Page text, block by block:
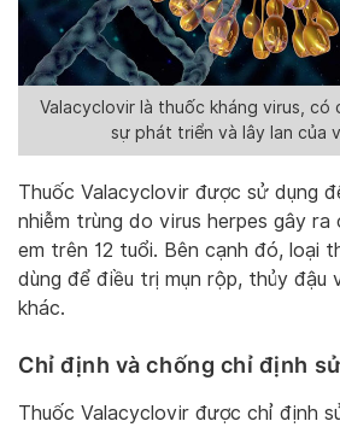
Valacyclovir là thuốc kháng virus, có
sự phát triển và lây lan của
Thuốc Valacyclovir được sử dụng
nhiễm trùng do virus herpes gây ra
em trên 12 tuổi. Bên cạnh đó, loại
dùng để điều trị mụn rộp, thủy đậu
khác.
Chỉ định và chống chỉ định
Thuốc Valacyclovir được chỉ định